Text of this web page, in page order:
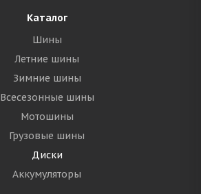
Каталог
Шины
Летние шины
Зимние шины
Всесезонные шины
Мотошины
Грузовые шины
Диски
Аккумуляторы